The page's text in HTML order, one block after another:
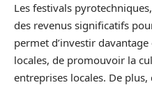
Les festivals
des revenus significatifs
permet d’investir
locales, de promouvoir la
entreprises locales. De